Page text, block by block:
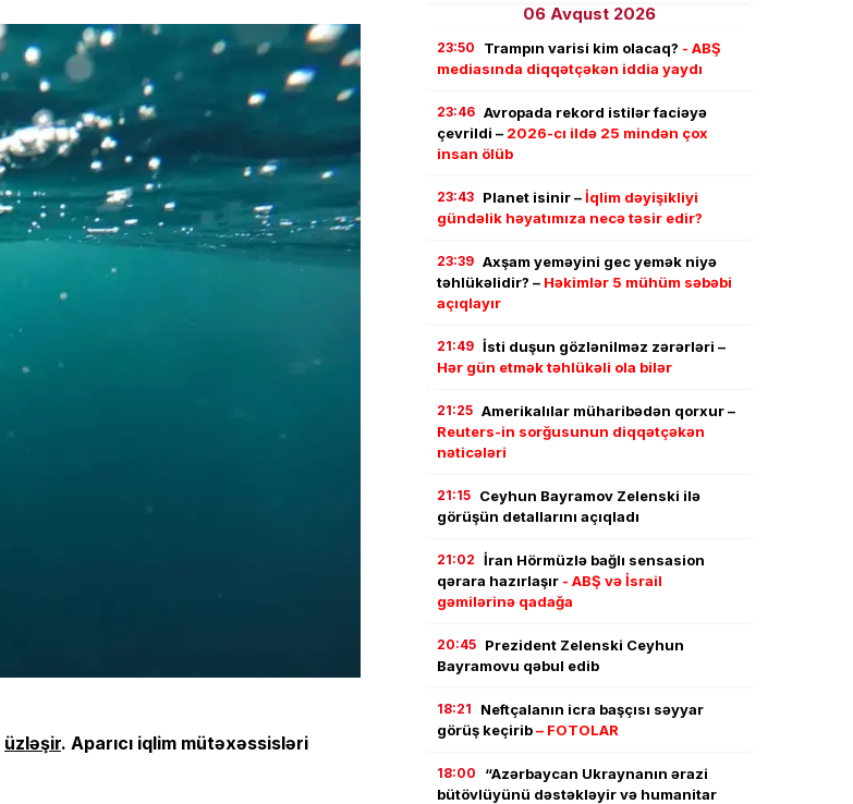
üzləşir. Aparıcı iqlim mütəxəssisləri
06 Avqust 2026
23:50 Trampın varisi kim olacaq? - ABŞ
mediasında diqqətçəkən iddia yaydı
23:46 Avropada rekord istilər faciəyə
çevrildi – 2026-cı ildə 25 mindən çox
insan ölüb
23:43 Planet isinir –İqlim dəyişikliyi
gündəlik həyatımıza necə təsir edir?
23:39 Axşam yeməyini gec yemək niyə
təhlükəlidir? – Həkimlər 5 mühüm səbəbi
açıqlayır
21:49 İsti duşun gözlənilməz zərərləri –
Hər gün etmək təhlükəli ola bilər
21:25 Amerikalılar müharibədən qorxur –
Reuters-in sorğusunun diqqətçəkən
nəticələri
21:15 Ceyhun Bayramov Zelenski ilə
görüşün detallarını açıqladı
21:02 İran Hörmüzlə bağlı sensasion
qərara hazırlaşır - ABŞ və İsrail
gəmilərinə qadağa
20:45 Prezident Zelenski Ceyhun
Bayramovu qəbul edib
18:21
Neftçalanın icra başçısı səyyar
görüş keçirib– FOTOLAR
18:00
“Azərbaycan Ukraynanın ərazi
bütövlüyünü dəstəkləyir və humanitar